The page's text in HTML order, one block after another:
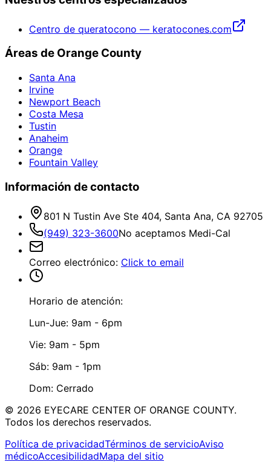
Centro de queratocono — keratocones.com
Áreas de Orange County
Santa Ana
Irvine
Newport Beach
Costa Mesa
Tustin
Anaheim
Orange
Fountain Valley
Información de contacto
801 N Tustin Ave Ste 404, Santa Ana, CA 92705
(949) 323-3600No aceptamos Medi-Cal
Correo electrónico: Click to email
Horario de atención:
Lun-Jue: 9am - 6pm
Vie: 9am - 5pm
Sáb: 9am - 1pm
Dom: Cerrado
© 2026 EYECARE CENTER OF ORANGE COUNTY.
Todos los derechos reservados.
Política de privacidadTérminos de servicioAviso
médicoAccesibilidadMapa del sitio